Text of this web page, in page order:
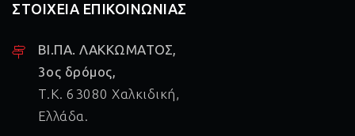
ΣΤΟΙΧΕΙΑ ΕΠΙΚΟΙΝΩΝΙΑΣ
ΒΙ.ΠΑ. ΛΑΚΚΩΜΑΤΟΣ,
3ος δρόμος,
Τ.Κ. 63080 Χαλκιδική,
Ελλάδα.